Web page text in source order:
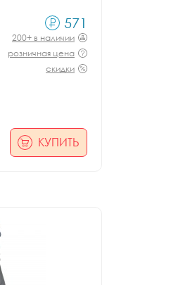
571
200+ в наличии
розничная цена
скидки
КУПИТЬ